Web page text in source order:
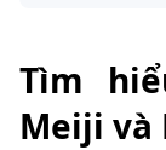
Tìm
Meiji và